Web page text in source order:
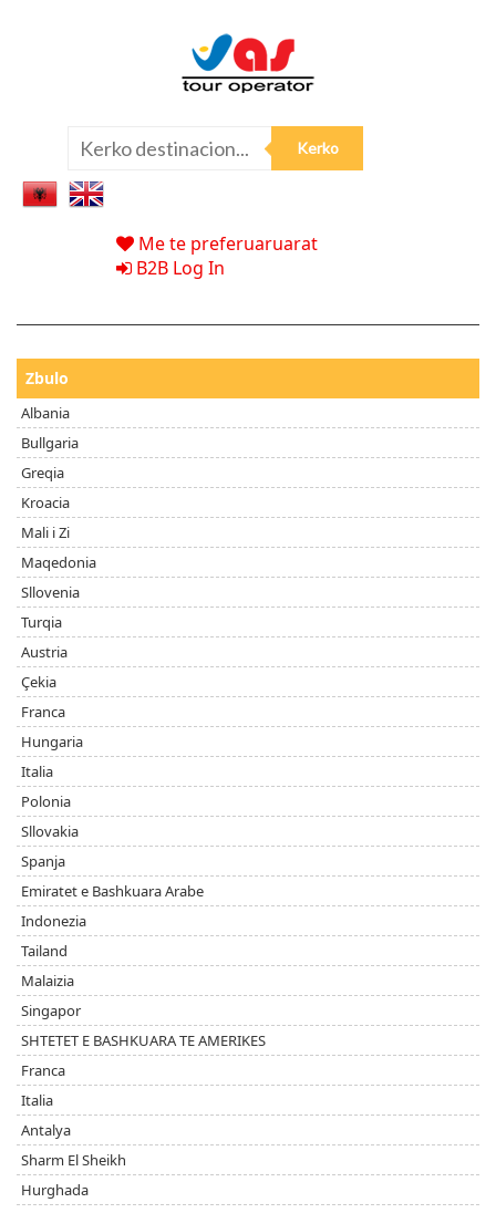
Me te preferuaruarat
B2B Log In
Zbulo
Albania
Bullgaria
Greqia
Kroacia
Mali i Zi
Maqedonia
Sllovenia
Turqia
Austria
Çekia
Franca
Hungaria
Italia
Polonia
Sllovakia
Spanja
Emiratet e Bashkuara Arabe
Indonezia
Tailand
Malaizia
Singapor
SHTETET E BASHKUARA TE AMERIKES
Franca
Italia
Antalya
Sharm El Sheikh
Hurghada